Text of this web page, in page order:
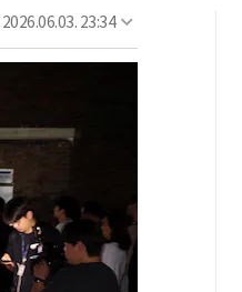
2026.06.03. 23:34